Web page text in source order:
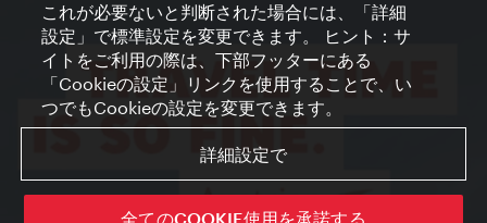
これが必要ないと判断された場合には、「詳細
設定」で標準設定を変更できます。 ヒント：サ
イトをご利用の際は、下部フッターにある
「Cookieの設定」リンクを使用することで、い
つでもCookieの設定を変更できます。
詳細設定で
全てのCOOKIE使用を承諾する